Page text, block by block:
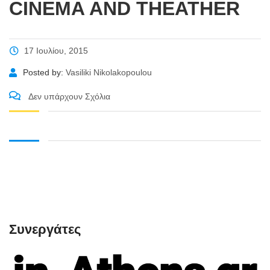
CINEMA AND THEATHER
17 Ιουλίου, 2015
Posted by: Vasiliki Nikolakopoulou
Δεν υπάρχουν Σχόλια
Συνεργάτες